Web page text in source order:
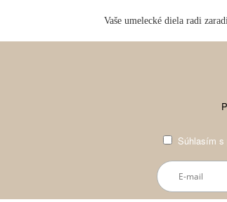
Vaše umelecké diela radi
Súhlasím s